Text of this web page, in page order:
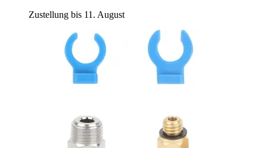
Zustellung bis 11. August